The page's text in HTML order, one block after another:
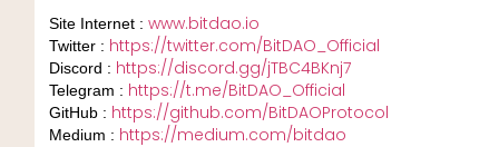
Site Internet : www.bitdao.io
Twitter : https://twitter.com/BitDAO_Official
Discord : https://discord.gg/jTBC4BKnj7
Telegram : https://t.me/BitDAO_Official
GitHub : https://github.com/BitDAOProtocol
Medium : https://medium.com/bitdao